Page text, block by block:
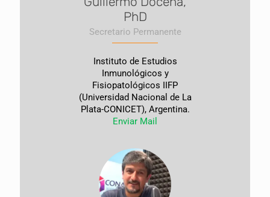
PhD
Secretario Permanente
Instituto de Estudios
Inmunológicos y
Fisiopatológicos IIFP
(Universidad Nacional de La
Plata-CONICET), Argentina.
Enviar Mail